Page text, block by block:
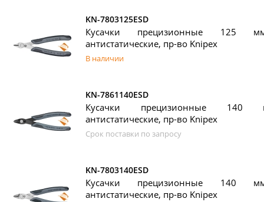
KN-7803125ESD
Кусачки прецизионные 125
антистатические, пр-во Knipex
В наличии
KN-7861140ESD
Кусачки прецизионные 140
антистатические, пр-во Knipex
Срок поставки по запросу
KN-7803140ESD
Кусачки прецизионные 140
антистатические, пр-во Knipex